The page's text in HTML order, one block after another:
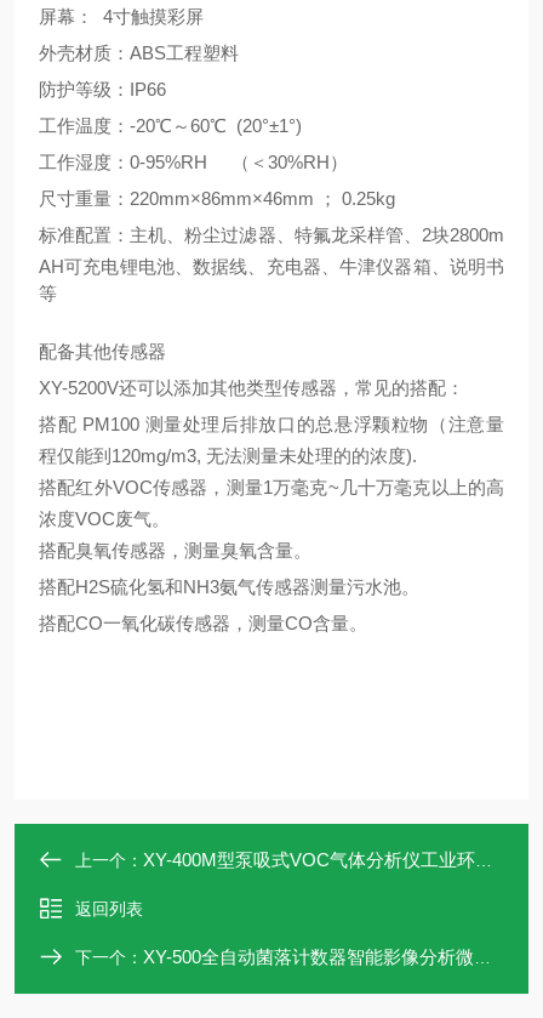
屏幕：
4寸触摸彩屏
外壳材质： ABS工程塑料
防护等级： IP66
工作温度： -20℃～60℃ (20°±1°)
工作湿度： 0-95%RH （＜ 30%RH）
尺寸重量： 220mm×86mm×46mm ； 0.25kg
标准配置：主机、粉尘过滤器、特氟龙采样管、 2块2800m
AH可充电锂电池、数据线、充电器、牛津仪器箱、说明书
等
配备其他传感器
XY-5200V还可以添加其他类型传感器，常见的搭配：
搭配 PM100 测量处理后排放口的总悬浮颗粒物（注意量
程仅能到120mg/m3, 无法测量未处理的的浓度).
搭配红外VOC传感器，测量1万毫克~几十万毫克以上的高
浓度VOC废气。
搭配臭氧传感器，测量臭氧含量。
搭配H2S硫化氢和NH3氨气传感器测量污水池。
搭配CO一氧化碳传感器，测量CO含量。
上一个： XY-400M型泵吸式VOC气体分析仪工业环境废气
返回列表
下一个： XY-500全自动菌落计数器智能影像分析微生物